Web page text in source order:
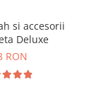
si accesorii
Deluxe
RON